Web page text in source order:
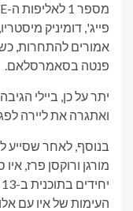
פייג', דומיניק
אמורים להתחרות,
פנטה בסאמרסלאם.
יתר על כן, ביילי
ואתגרה את ליירה
בנוסף, לאחר שסייע
מורגן ורוקסן פרז,
העימות של איו עם